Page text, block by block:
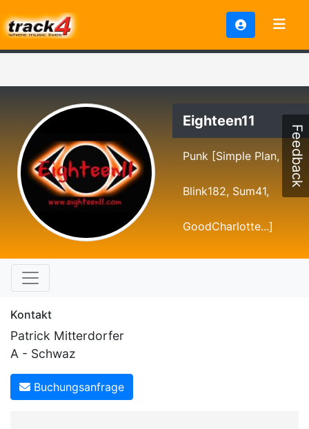
Eighteen11
Punk [Simple Plan,
Blink182, Sum41,
GoodCharlotte...]
Kontakt
Patrick Mitterdorfer
A - Schwaz
Buchungsanfrage
Feedback